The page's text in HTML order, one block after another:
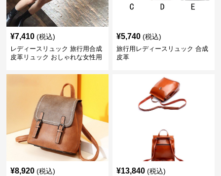
¥7,410 (税込)
レディースリュック 旅行用合成
皮革リュック おしゃれな女性用
¥5,740 (税込)
旅行用レディースリュック 合成
皮革
¥8,920 (税込) ¥13,840 (税込)